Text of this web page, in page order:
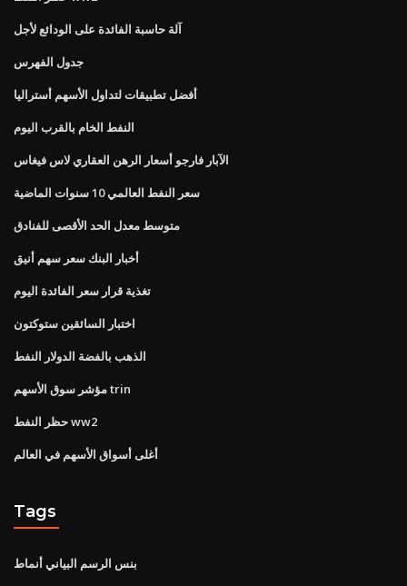
آلة حاسبة الفائدة على الودائع لأجل
جدول الفهرس
أفضل تطبيقات لتداول الأسهم أستراليا
النفط الخام بالقرب اليوم
الآبار فارجو أسعار الرهن العقاري لاس فيغاس
سعر النفط العالمي 10 سنوات الماضية
متوسط ​​معدل الحد الأقصى للفنادق
أخبار البنك سعر سهم أنيق
تغذية قرار سعر الفائدة اليوم
اختبار السائقين ستوكتون
الذهب بالفضة الدولار النفط
مؤشر سوق الأسهم trin
حظر النفط ww2
أغلى أسواق الأسهم في العالم
Tags
بنس الرسم البياني أنماط